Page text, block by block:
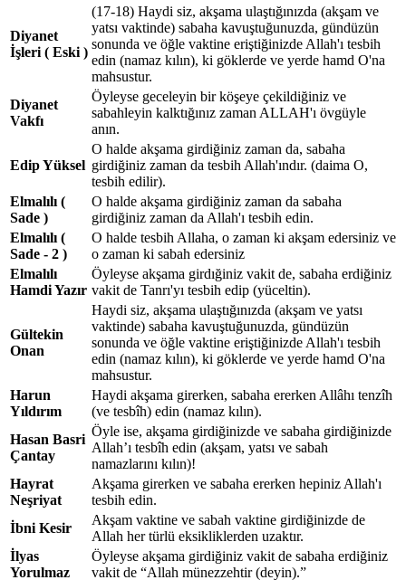
Diyanet
İşleri ( Eski )
(17-18) Haydi siz, akşama ulaştığınızda (akşam ve
yatsı vaktinde) sabaha kavuştuğunuzda, gündüzün
sonunda ve öğle vaktine eriştiğinizde Allah'ı tesbih
edin (namaz kılın), ki göklerde ve yerde hamd O'na
mahsustur.
Diyanet
Vakfı
Öyleyse geceleyin bir köşeye çekildiğiniz ve
sabahleyin kalktığınız zaman ALLAH'ı övgüyle
anın.
Edip Yüksel
O halde akşama girdiğiniz zaman da, sabaha
girdiğiniz zaman da tesbih Allah'ındır. (daima O,
tesbih edilir).
Elmalılı (
Sade )
O halde akşama girdiğiniz zaman da sabaha
girdiğiniz zaman da Allah'ı tesbih edin.
Elmalılı (
Sade - 2 )
O halde tesbih Allaha, o zaman ki akşam edersiniz ve
o zaman ki sabah edersiniz
Elmalılı
Hamdi Yazır
Öyleyse akşama girdığiniz vakit de, sabaha erdiğiniz
vakit de Tanrı'yı tesbih edip (yüceltin).
Gültekin
Onan
Haydi siz, akşama ulaştığınızda (akşam ve yatsı
vaktinde) sabaha kavuştuğunuzda, gündüzün
sonunda ve öğle vaktine eriştiğinizde Allah'ı tesbih
edin (namaz kılın), ki göklerde ve yerde hamd O'na
mahsustur.
Harun
Yıldırım
Haydi akşama girerken, sabaha ererken Allâhı tenzîh
(ve tesbîh) edin (namaz kılın).
Hasan Basri
Çantay
Öyle ise, akşama girdiğinizde ve sabaha girdiğinizde
Allah’ı tesbîh edin (akşam, yatsı ve sabah
namazlarını kılın)!
Hayrat
Neşriyat
Akşama girerken ve sabaha ererken hepiniz Allah'ı
tesbih edin.
İbni Kesir
Akşam vaktine ve sabah vaktine girdiğinizde de
Allah her türlü eksikliklerden uzaktır.
İlyas
Yorulmaz
Öyleyse akşama girdiğiniz vakit de sabaha erdiğiniz
vakit de “Allah münezzehtir (deyin).”